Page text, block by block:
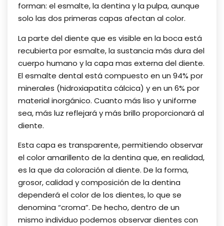
forman: el esmalte, la dentina y la pulpa, aunque
solo las dos primeras capas afectan al color.
La parte del diente que es visible en la boca está
recubierta por esmalte, la sustancia más dura del
cuerpo humano y la capa mas externa del diente.
El esmalte dental está compuesto en un 94% por
minerales (hidroxiapatita cálcica) y en un 6% por
material inorgánico. Cuanto más liso y uniforme
sea, más luz reflejará y más brillo proporcionará al
diente.
Esta capa es transparente, permitiendo observar
el color amarillento de la dentina que, en realidad,
es la que da coloración al diente. De la forma,
grosor, calidad y composición de la dentina
dependerá el color de los dientes, lo que se
denomina “croma”. De hecho, dentro de un
mismo individuo podemos observar dientes con